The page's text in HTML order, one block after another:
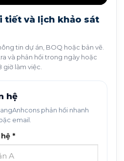
tiết và lịch khảo sát
tin dự án, BOQ hoặc bản vẽ.
và phản hồi trong ngày hoặc
làm việc.
hệ
phản hồi nhanh
email.
*